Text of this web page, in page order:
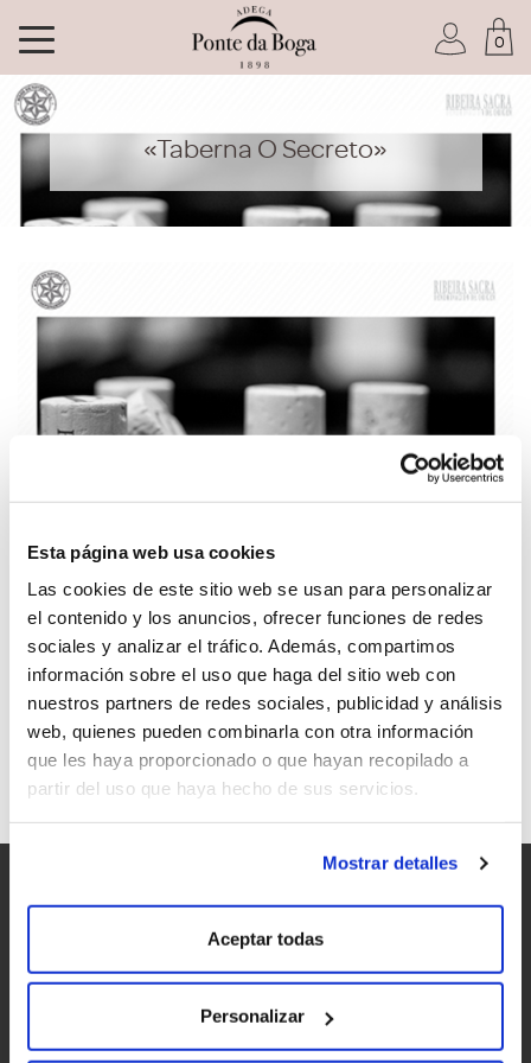
Esta página web usa cookies
Las cookies de este sitio web se usan para personalizar
el contenido y los anuncios, ofrecer funciones de redes
sociales y analizar el tráfico. Además, compartimos
información sobre el uso que haga del sitio web con
nuestros partners de redes sociales, publicidad y análisis
web, quienes pueden combinarla con otra información
que les haya proporcionado o que hayan recopilado a
partir del uso que haya hecho de sus servicios.
Mostrar detalles
Aceptar todas
Personalizar
He olvidado mi contraseña
ACCEDER
0
«Taberna O Secreto»
CORRE LA VOZ: PRÓXIMA PARADA EN O
SECRETO
Accesibilidad